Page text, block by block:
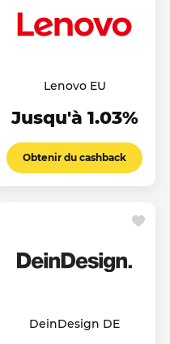
Lenovo EU
Jusqu'à 1.03%
Obtenir du cashback
DeinDesign DE